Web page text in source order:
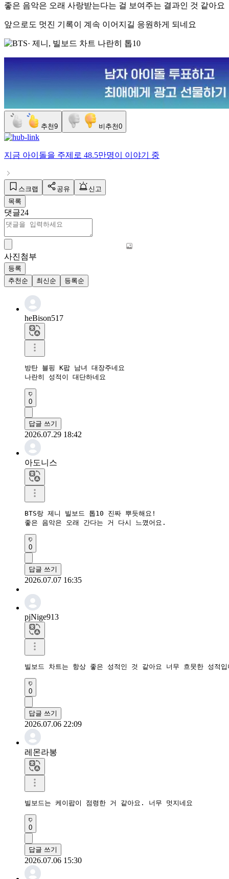
좋은 음악은 오래 사랑받는다는 걸 보여주는 결과인 것 같아요
앞으로도 멋진 기록이 계속 이어지길 응원하게 되네요
추천9 비추천0
지금 아이돌을 주제로 48.5만명이 이야기 중
스크랩 공유
신고
목록
댓글24
사진첨부
등록
추천순
최신순 등록순
heBison517
방탄 블핑 K팝 남녀 대장주네요
나란히 성적이 대단하네요
0
답글 쓰기
2026.07.29 18:42
아도니스
BTS랑 제니 빌보드 톱10 진짜 뿌듯해요!
좋은 음악은 오래 간다는 거 다시 느꼈어요.
0
답글 쓰기
2026.07.07 16:35
pjNige913
빌보드 차트는 항상 좋은 성적인 것 같아요 너무 흐뭇한 성적입
0
답글 쓰기
2026.07.06 22:09
레몬라봉
빌보드는 케이팝이 점령한 거 같아요. 너무 멋지네요
0
답글 쓰기
2026.07.06 15:30